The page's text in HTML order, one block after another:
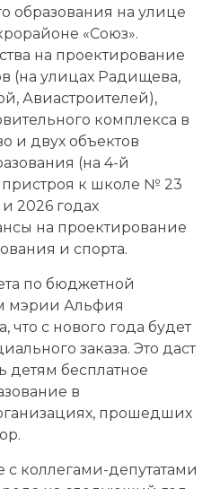
образования на улице
«Союз».
на проектирование
(на улицах Радищева,
Авиастроителей),
комплекса в
и двух объектов
(на 4-й
к школе № 23
2026 годах
на проектирование
и спорта.
по бюджетной
мэрии Альфия
что с нового года будет
заказа. Это даст
детям бесплатное
в
прошедших
коллегами-депутатами